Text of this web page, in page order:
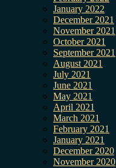
January 2022
December 2021
November 2021
October 2021
September 2021
August 2021
July 2021
June 2021
May 2021
April 2021
March 2021
February 2021
January 2021
December 2020
November 2020